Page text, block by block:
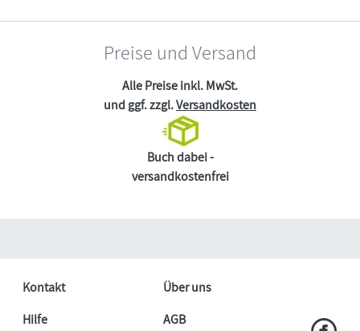
Preise und Versand
Alle Preise inkl. MwSt.
und ggf. zzgl.Versandkosten
Buch dabei -
versandkostenfrei
Kontakt
Über uns
Hilfe
AGB